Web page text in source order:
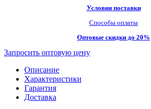
Условия поставки
Способы оплаты
Оптовые скидки до 20%
Запросить оптовую цену
Описание
Характеристики
Гарантия
Доставка